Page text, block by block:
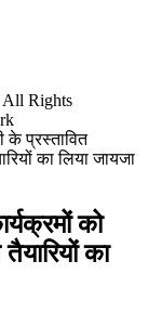
All Rights
के प्रस्‍तावित
का लिया जायजा
को
का